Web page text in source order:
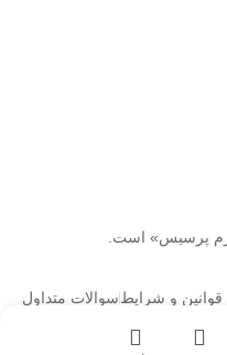
پرسیس» است.
قوانین و شرایطسوالات متداول